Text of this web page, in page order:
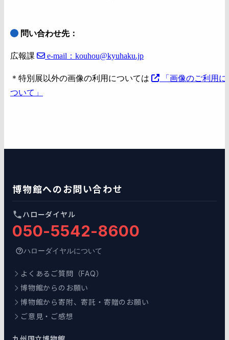
問い合わせ先：
広報課 e-mail：kouhou@kyuhaku.jp
＊特別展以外の画像の利用については
「画像のご利用に
ついて」